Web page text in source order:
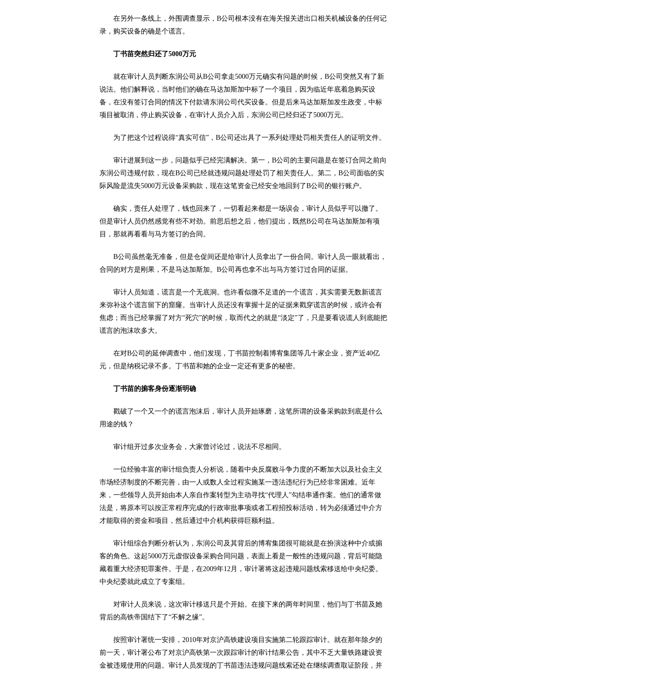
在另外一条线上，外围调查显示，B公司根本没有在海关报关进出口相关机械设备的任何记
录，购买设备的确是个谎言。
丁书苗突然归还了5000万元
就在审计人员判断东润公司从B公司拿走5000万元确实有问题的时候，B公司突然又有了新
说法。他们解释说，当时他们的确在马达加斯加中标了一个项目，因为临近年底着急购买设
备，在没有签订合同的情况下付款请东润公司代买设备。但是后来马达加斯加发生政变，中标
项目被取消，停止购买设备，在审计人员介入后，东润公司已经归还了5000万元。
为了把这个过程说得“真实可信”，B公司还出具了一系列处理处罚相关责任人的证明文件。
审计进展到这一步，问题似乎已经完满解决。第一，B公司的主要问题是在签订合同之前向
东润公司违规付款，现在B公司已经就违规问题处理处罚了相关责任人。第二，B公司面临的实
际风险是流失5000万元设备采购款，现在这笔资金已经安全地回到了B公司的银行账户。
确实，责任人处理了，钱也回来了，一切看起来都是一场误会，审计人员似乎可以撤了。
但是审计人员仍然感觉有些不对劲。前思后想之后，他们提出，既然B公司在马达加斯加有项
目，那就再看看与马方签订的合同。
B公司虽然毫无准备，但是仓促间还是给审计人员拿出了一份合同。审计人员一眼就看出，
合同的对方是刚果，不是马达加斯加。B公司再也拿不出与马方签订过合同的证据。
审计人员知道，谎言是一个无底洞。也许看似微不足道的一个谎言，其实需要无数新谎言
来弥补这个谎言留下的窟窿。当审计人员还没有掌握十足的证据来戳穿谎言的时候，或许会有
焦虑；而当已经掌握了对方“死穴”的时候，取而代之的就是“淡定”了，只是要看说谎人到底能把
谎言的泡沫吹多大。
在对B公司的延伸调查中，他们发现，丁书苗控制着博宥集团等几十家企业，资产近40亿
元，但是纳税记录不多。丁书苗和她的企业一定还有更多的秘密。
丁书苗的掮客身份逐渐明确
戳破了一个又一个的谎言泡沫后，审计人员开始琢磨，这笔所谓的设备采购款到底是什么
用途的钱？
审计组开过多次业务会，大家曾讨论过，说法不尽相同。
一位经验丰富的审计组负责人分析说，随着中央反腐败斗争力度的不断加大以及社会主义
市场经济制度的不断完善，由一人或数人全过程实施某一违法违纪行为已经非常困难。近年
来，一些领导人员开始由本人亲自作案转型为主动寻找“代理人”勾结串通作案。他们的通常做
法是，将原本可以按正常程序完成的行政审批事项或者工程招投标活动，转为必须通过中介方
才能取得的资金和项目，然后通过中介机构获得巨额利益。
审计组综合判断分析认为，东润公司及其背后的博宥集团很可能就是在扮演这种中介或掮
客的角色。这起5000万元虚假设备采购合同问题，表面上看是一般性的违规问题，背后可能隐
藏着重大经济犯罪案件。于是，在2009年12月，审计署将这起违规问题线索移送给中央纪委。
中央纪委就此成立了专案组。
对审计人员来说，这次审计移送只是个开始。在接下来的两年时间里，他们与丁书苗及她
背后的高铁帝国结下了“不解之缘”。
按照审计署统一安排，2010年对京沪高铁建设项目实施第二轮跟踪审计。就在那年除夕的
前一天，审计署公布了对京沪高铁第一次跟踪审计的审计结果公告，其中不乏大量铁路建设资
金被违规使用的问题。审计人员发现的丁书苗违法违规问题线索还处在继续调查取证阶段，并